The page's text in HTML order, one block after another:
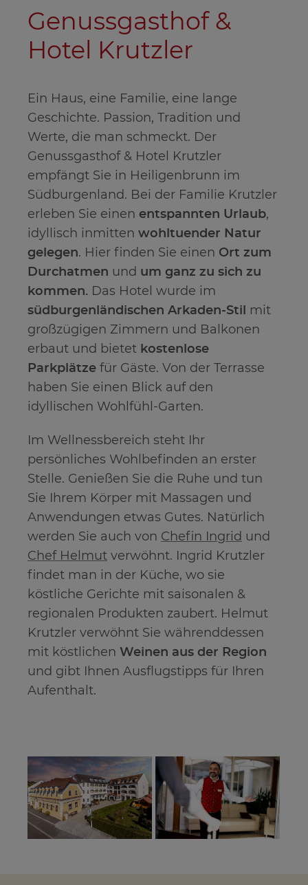
Genussgasthof &
Hotel Krutzler
Ein Haus, eine Familie, eine lange
Geschichte. Passion, Tradition und
Werte, die man schmeckt. Der
Genussgasthof & Hotel Krutzler
empfängt Sie in Heiligenbrunn im
Südburgenland. Bei der Familie Krutzler
erleben Sie einen entspannten Urlaub,
idyllisch inmitten wohltuender Natur
gelegen. Hier finden Sie einen Ort zum
Durchatmen und um ganz zu sich zu
kommen. Das Hotel wurde im
südburgenländischen Arkaden-Stil
mit
großzügigen Zimmern und Balkonen
erbaut und bietet kostenlose
Parkplätze für Gäste. Von der Terrasse
haben Sie einen Blick auf den
idyllischen Wohlfühl-Garten.
Im Wellnessbereich steht Ihr
persönliches Wohlbefinden an erster
Stelle. Genießen Sie die Ruhe und tun
Sie Ihrem Körper mit Massagen und
Anwendungen etwas Gutes. Natürlich
werden Sie auch von Chefin Ingrid und
Chef Helmut verwöhnt. Ingrid Krutzler
findet man in der Küche, wo sie
köstliche Gerichte mit saisonalen &
regionalen Produkten zaubert. Helmut
Krutzler verwöhnt Sie währenddessen
mit köstlichen Weinen aus der Region
und gibt Ihnen Ausflugstipps für Ihren
Aufenthalt.